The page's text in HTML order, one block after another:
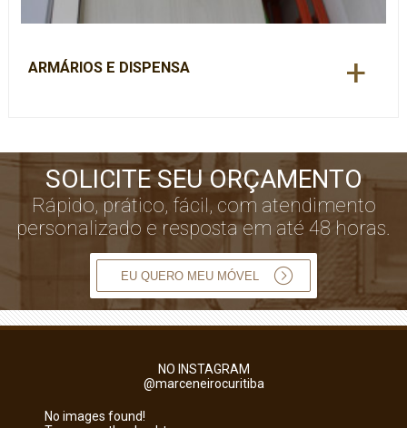
ARMÁRIOS E DISPENSA +
SOLICITE SEU ORÇAMENTO
Rápido, prático, fácil, com atendimento
personalizado e resposta em até 48 horas.
EU QUERO MEU MÓVEL
NO INSTAGRAM
@marceneirocuritiba
No images found!